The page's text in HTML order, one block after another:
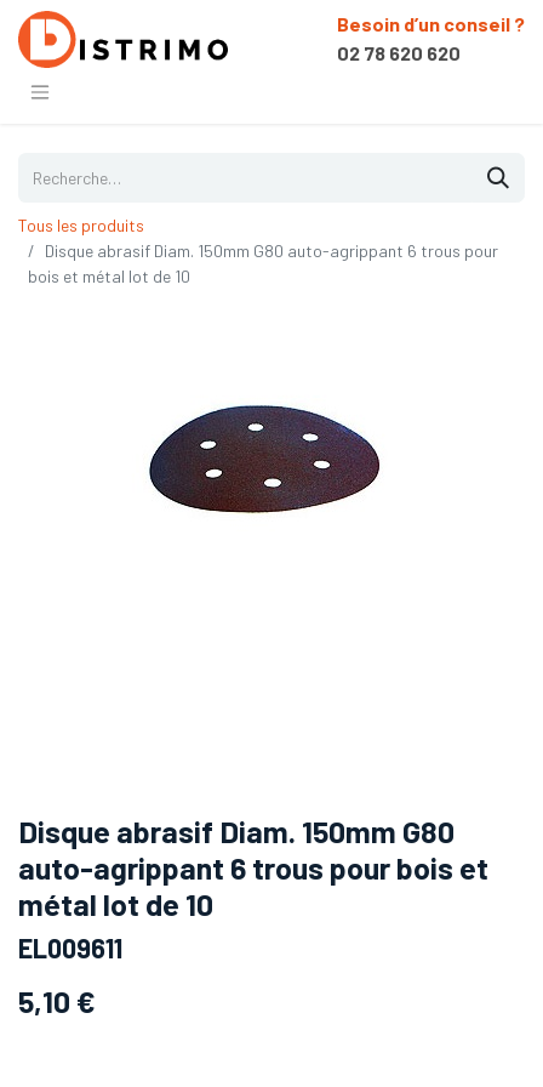
Besoin d’un conseil ?
02 78 620 620
Tous les produits
Disque abrasif Diam. 150mm G80 auto-agrippant 6 trous pour
bois et métal lot de 10
Disque abrasif Diam. 150mm G80
auto-agrippant 6 trous pour bois et
métal lot de 10
EL009611
5,10 €